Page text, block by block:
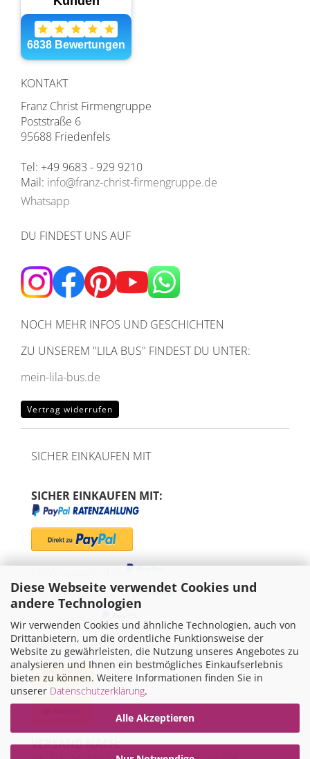
Diese Webseite verwendet Cookies und
andere Technologien
Wir verwenden Cookies und ähnliche Technologien, auch von
Drittanbietern, um die ordentliche Funktionsweise der
Website zu gewährleisten, die Nutzung unseres Angebotes zu
analysieren und Ihnen ein bestmögliches Einkaufserlebnis
bieten zu können. Weitere Informationen finden Sie in
unserer Datenschutzerklärung.
Alle Akzeptieren
KONTAKT
Franz Christ Firmengruppe
Poststraße 6
95688 Friedenfels
Tel: +49 9683 - 929 9210
Mail: info@franz-christ-firmengruppe.de
Whatsapp
DU FINDEST UNS AUF
NOCH MEHR INFOS UND GESCHICHTEN
ZU UNSEREM "LILA BUS" FINDEST DU UNTER:
mein-lila-bus.de
Vertrag widerrufen
SICHER EINKAUFEN MIT
SICHER EINKAUFEN MIT:
"Später bezahlen" via
Kreditkarte via
WIR VERSENDEN MIT
VERSAND NACH: